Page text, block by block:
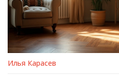
Илья Карасев